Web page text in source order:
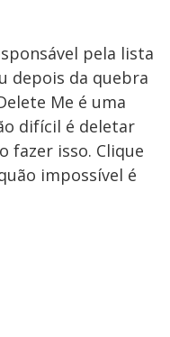
pela lista
depois da quebra
Me é uma
difícil é deletar
fazer isso. Clique
impossível é